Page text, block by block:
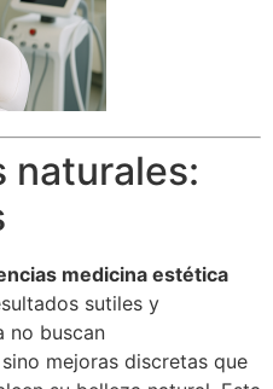
naturales:
medicina estética
sutiles y
no buscan
mejoras discretas que